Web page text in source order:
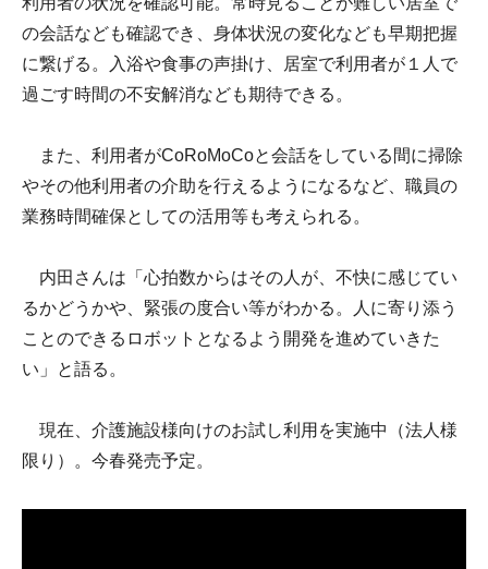
の会話なども確認でき、身体状況の変化なども早期把握
に繋げる。入浴や食事の声掛け、居室で利用者が１人で
過ごす時間の不安解消なども期待できる。
また、利用者がCoRoMoCoと会話をしている間に掃除
やその他利用者の介助を行えるようになるなど、職員の
業務時間確保としての活用等も考えられる。
内田さんは「心拍数からはその人が、不快に感じてい
るかどうかや、緊張の度合い等がわかる。人に寄り添う
ことのできるロボットとなるよう開発を進めていきた
い」と語る。
現在、介護施設様向けのお試し利用を実施中（法人様
限り）。今春発売予定。